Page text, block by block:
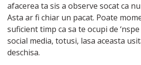
afacerea ta sis a observe socat ca
Asta ar fi chiar un pacat. Poate
suficient timp ca sa te ocupi de
social media, totusi, lasa aceasta
deschisa.